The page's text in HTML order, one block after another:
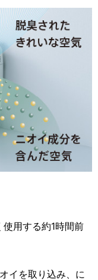
使用する約1時間前
イを取り込み、に